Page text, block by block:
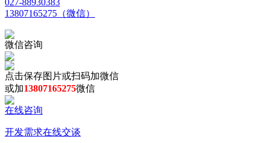
027-88930383
13807165275（微信）
微信咨询
点击保存图片或扫码加微信
或加13807165275微信
在线咨询
开发需求在线交谈